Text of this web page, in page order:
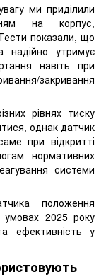
ми приділили
на корпус,
показали, що
надійно утримує
навіть при
закривання
рівнях тиску
однак датчик
при відкритті
нормативних
системи
положення
2025 року
ефективність у